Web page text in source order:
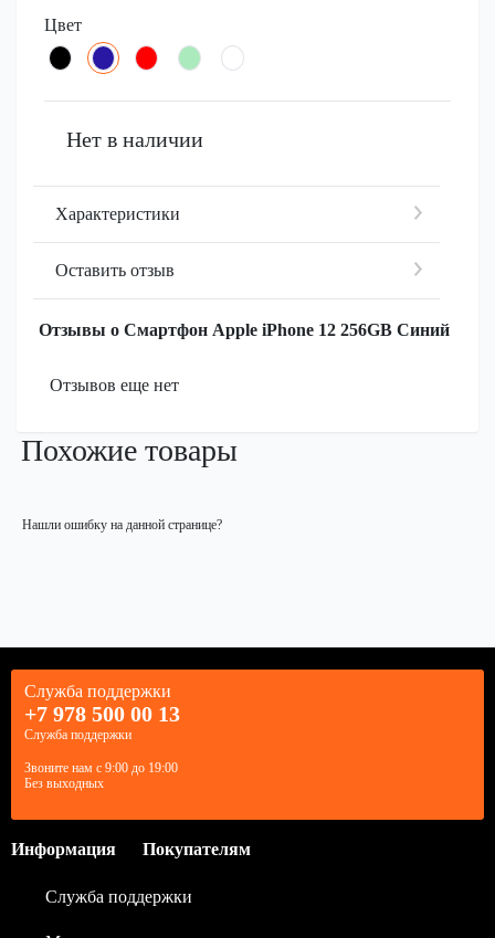
Цвет
Нет в наличии
Характеристики
Оставить отзыв
Отзывы о Смартфон Apple iPhone 12 256GB Синий
Отзывов еще нет
Похожие товары
Нашли ошибку на данной странице?
Служба поддержки
+7 978 500 00 13
Служба поддержки
Звоните нам с 9:00 до 19:00
Без выходных
Информация Покупателям
Служба поддержки